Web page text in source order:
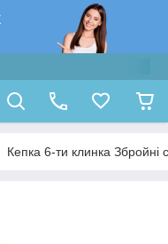
Кепка 6-ти клинка